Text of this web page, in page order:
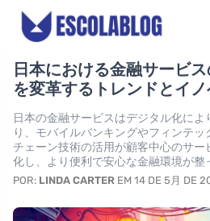
日本における金融サービ
を変革するトレンドとイ
日本の金融サービスはデジタル化に
り、モバイルバンキングやフィンテ
チェーン技術の活用が顧客中心のサ
化し、より便利で安心な金融環境が整
POR: LINDA CARTER EM 14 DE 5月 DE